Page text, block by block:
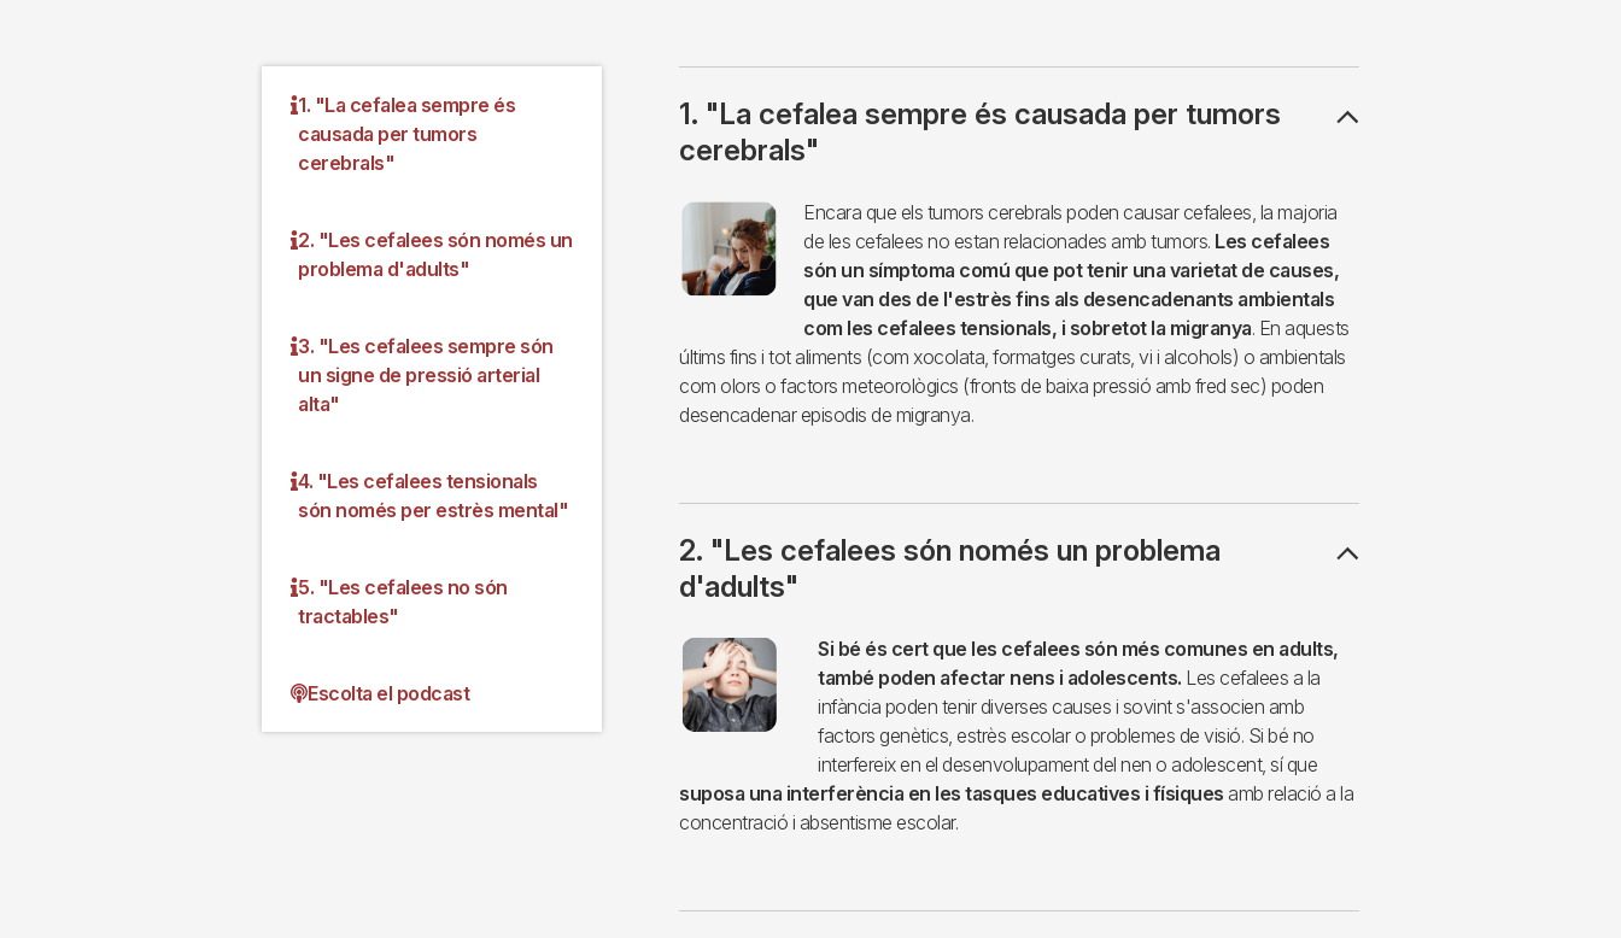
1. "La cefalea sempre és
causada per tumors
cerebrals"
2. "Les cefalees són només un
problema d'adults"
3. "Les cefalees sempre són
un signe de pressió arterial
alta"
4. "Les cefalees tensionals
són només per estrès mental"
5. "Les cefalees no són
tractables"
Escolta el podcast
1. "La cefalea sempre és causada per tumors
cerebrals"
Imagen
Encara que els tumors cerebrals poden causar cefalees, la majoria
de les cefalees no estan relacionades amb tumors. Les cefalees
són un símptoma comú que pot tenir una varietat de causes,
que van des de l'estrès fins als desencadenants ambientals
com les cefalees tensionals, i sobretot la migranya. En aquests
últims fins i tot aliments (com xocolata, formatges curats, vi i alcohols) o ambientals
com olors o factors meteorològics (fronts de baixa pressió amb fred sec) poden
desencadenar episodis de migranya.
2. "Les cefalees són només un problema
d'adults"
Imagen
Si bé és cert que les cefalees són més comunes en adults,
també poden afectar nens i adolescents. Les cefalees a la
infància poden tenir diverses causes i sovint s'associen amb
factors genètics, estrès escolar o problemes de visió. Si bé no
interfereix en el desenvolupament del nen o adolescent, sí que
suposa una interferència en les tasques educatives i físiques amb relació a la
concentració i absentisme escolar.